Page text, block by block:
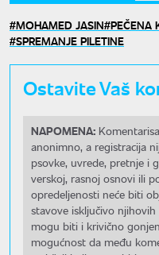
MOHAMED JASIN PEČENA
SPREMANJE PILETINE
Ostavite Vaš
NAPOMENA:
anonimno, a registracija
psovke, uvrede, pretnje i
verskoj, rasnoj osnovi ili
opredeljenosti neće biti
stavove isključivo
mogu biti i krivično
mogućnost da među